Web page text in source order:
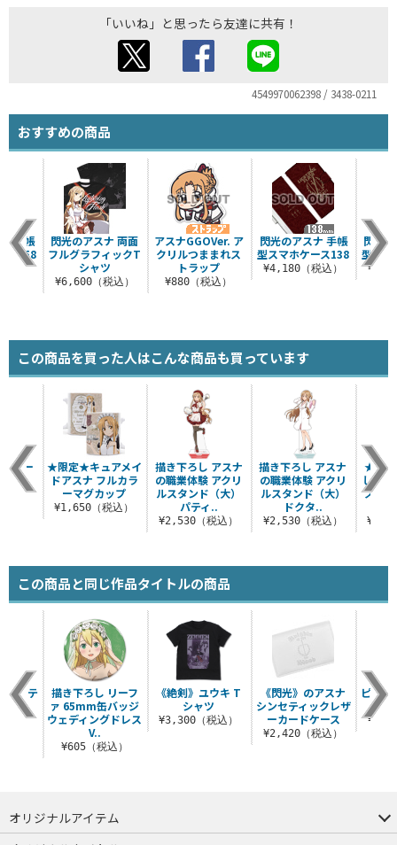
「いいね」と思ったら友達に共有！
4549970062398 / 3438-0211
おすすめの商品
アスナGGOVer. ア
クリルつままれス
トラップ
¥880（税込）
閃光のアスナ 手帳
型スマホケース138
¥4,180（税込）
閃光
型スマ
手帳
ス158
込）
閃光のアスナ 両面
フルグラフィックT
シャツ
¥6,600（税込）
この商品を買った人はこんな商品も買っています
描き下ろし アスナ
の職業体験 アクリ
ルスタンド（大）
パティ..
¥2,530（税込）
描き下ろし アスナ
の職業体験 アクリ
ルスタンド（大）
ドクタ..
¥2,530（税込）
★限
し ア
スタ
ラー
プ
込）
★限定★キュアメイ
ドアスナ フルカラ
ーマグカップ
¥1,650（税込）
この商品と同じ作品タイトルの商品
《絶剣》ユウキ T
シャツ
¥3,300（税込）
《閃光》のアスナ
シンセティックレザ
ーカードケース
¥2,420（税込）
ピーち
コッテ
込）
描き下ろし リーフ
ァ 65mm缶バッジ
ウェディングドレス
V..
¥605（税込）
オリジナルアイテム
つままれ
つかまれ
ピョコッテ